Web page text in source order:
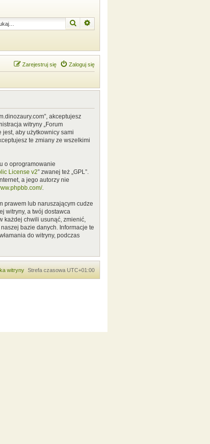
Szukaj
Zaloguj się
Zarejestruj się
akceptujesz
witryny „Forum
aby użytkownicy sami
te zmiany ze wszelkimi
o oprogramowanie
License v2” zwanej też „GPL”.
a jego autorzy nie
.
prawem lub naruszającym cudze
witryny, a twój dostawca
każdej chwili usunąć, zmienić,
bazie danych. Informacje te
do witryny, podczas
Strefa czasowa UTC+01:00
witryny